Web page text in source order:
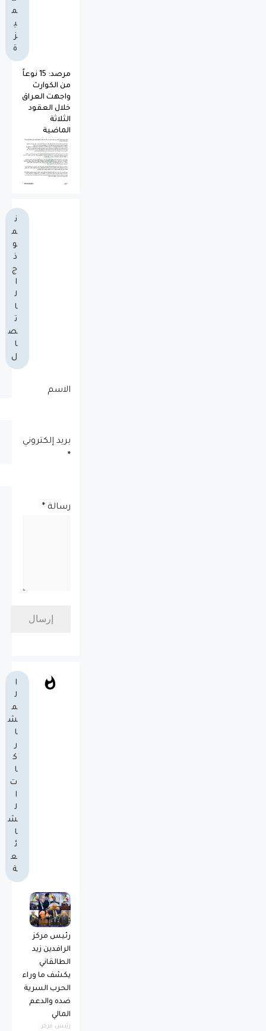
م
ي
ز
ة
مرصد: 15 نوعاً
من الكوارث
واجهت العراق
خلال العقود
الثلاثة
الماضية
ن
م
و
ذ
ج
ا
ل
ا
ت
ص
ا
ل
الاسم
بريد إلكتروني
*
رسالة *
ا
ل
م
ش
ا
ر
ك
ا
ت
ا
ل
ش
ا
ئ
ع
ة
رئيس مركز
الرافدين زيد
الطالقاني
يكشف ما وراء
الحرب السرية
ضده والدعم
المالي
رئيس مركز